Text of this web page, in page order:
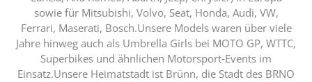
sowie für Mitsubishi, Volvo, Seat, Honda, Audi, VW,
Ferrari, Maserati, Bosch.Unsere Models waren über viele
Jahre hinweg auch als Umbrella Girls bei MOTO GP, WTTC,
Superbikes und ähnlichen Motorsport‑Events im
Einsatz.Unsere Heimatstadt ist Brünn, die Stadt des BRNO